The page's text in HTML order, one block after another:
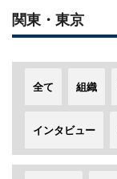
関東・東京
全て 組織
インタビュー